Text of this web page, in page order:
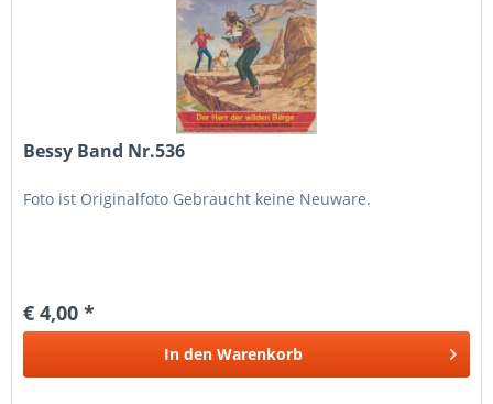
Bessy Band Nr.536
Foto ist Originalfoto Gebraucht keine Neuware.
€ 4,00 *
In den Warenkorb